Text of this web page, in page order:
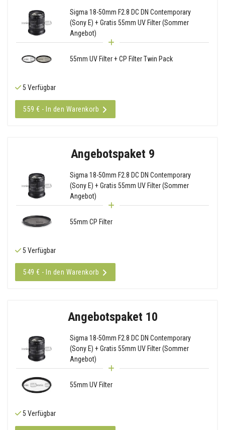
Sigma 18-50mm F2.8 DC DN Contemporary
(Sony E) + Gratis 55mm UV Filter (Sommer
Angebot)
55mm UV Filter + CP Filter Twin Pack
5 Verfügbar
559 € - In den Warenkorb
Angebotspaket 9
Sigma 18-50mm F2.8 DC DN Contemporary
(Sony E) + Gratis 55mm UV Filter (Sommer
Angebot)
55mm CP Filter
5 Verfügbar
549 € - In den Warenkorb
Angebotspaket 10
Sigma 18-50mm F2.8 DC DN Contemporary
(Sony E) + Gratis 55mm UV Filter (Sommer
Angebot)
55mm UV Filter
5 Verfügbar